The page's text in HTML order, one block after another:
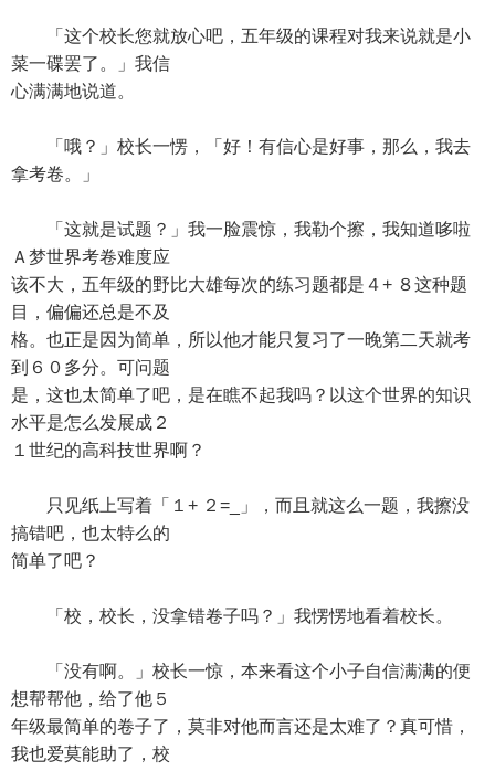
「这个校长您就放心吧，五年级的课程对我来说就是小
菜一碟罢了。」我信
心满满地说道。
「哦？」校长一愣，「好！有信心是好事，那么，我去
拿考卷。」
「这就是试题？」我一脸震惊，我勒个擦，我知道哆啦
Ａ梦世界考卷难度应
该不大，五年级的野比大雄每次的练习题都是４+ ８这种题
目，偏偏还总是不及
格。也正是因为简单，所以他才能只复习了一晚第二天就考
到６０多分。可问题
是，这也太简单了吧，是在瞧不起我吗？以这个世界的知识
水平是怎么发展成２
１世纪的高科技世界啊？
只见纸上写着「１+ ２=_」，而且就这么一题，我擦没
搞错吧，也太特么的
简单了吧？
「校，校长，没拿错卷子吗？」我愣愣地看着校长。
「没有啊。」校长一惊，本来看这个小子自信满满的便
想帮帮他，给了他５
年级最简单的卷子了，莫非对他而言还是太难了？真可惜，
我也爱莫能助了，校